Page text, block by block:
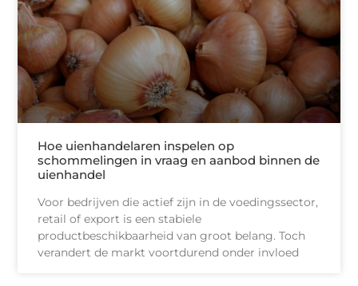
Hoe uienhandelaren inspelen op
schommelingen in vraag en aanbod binnen de
uienhandel
Voor bedrijven die actief zijn in de voedingssector,
retail of export is een stabiele
productbeschikbaarheid van groot belang. Toch
verandert de markt voortdurend onder invloed